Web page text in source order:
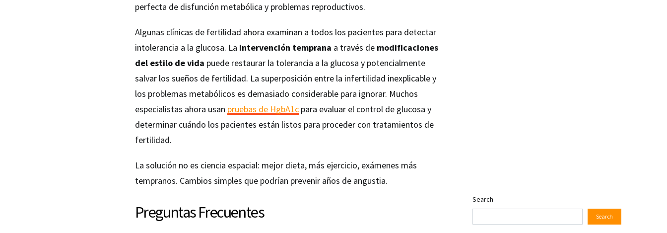
perfecta de disfunción metabólica y problemas reproductivos.
Algunas clínicas de fertilidad ahora examinan a todos los pacientes para detectar
intolerancia a la glucosa. La intervención temprana a través de modificaciones
del estilo de vida puede restaurar la tolerancia a la glucosa y potencialmente
salvar los sueños de fertilidad. La superposición entre la infertilidad inexplicable y
los problemas metabólicos es demasiado considerable para ignorar. Muchos
especialistas ahora usan pruebas de HgbA1c para evaluar el control de glucosa y
determinar cuándo los pacientes están listos para proceder con tratamientos de
fertilidad.
La solución no es ciencia espacial: mejor dieta, más ejercicio, exámenes más
tempranos. Cambios simples que podrían prevenir años de angustia.
Preguntas Frecuentes
Search
Search